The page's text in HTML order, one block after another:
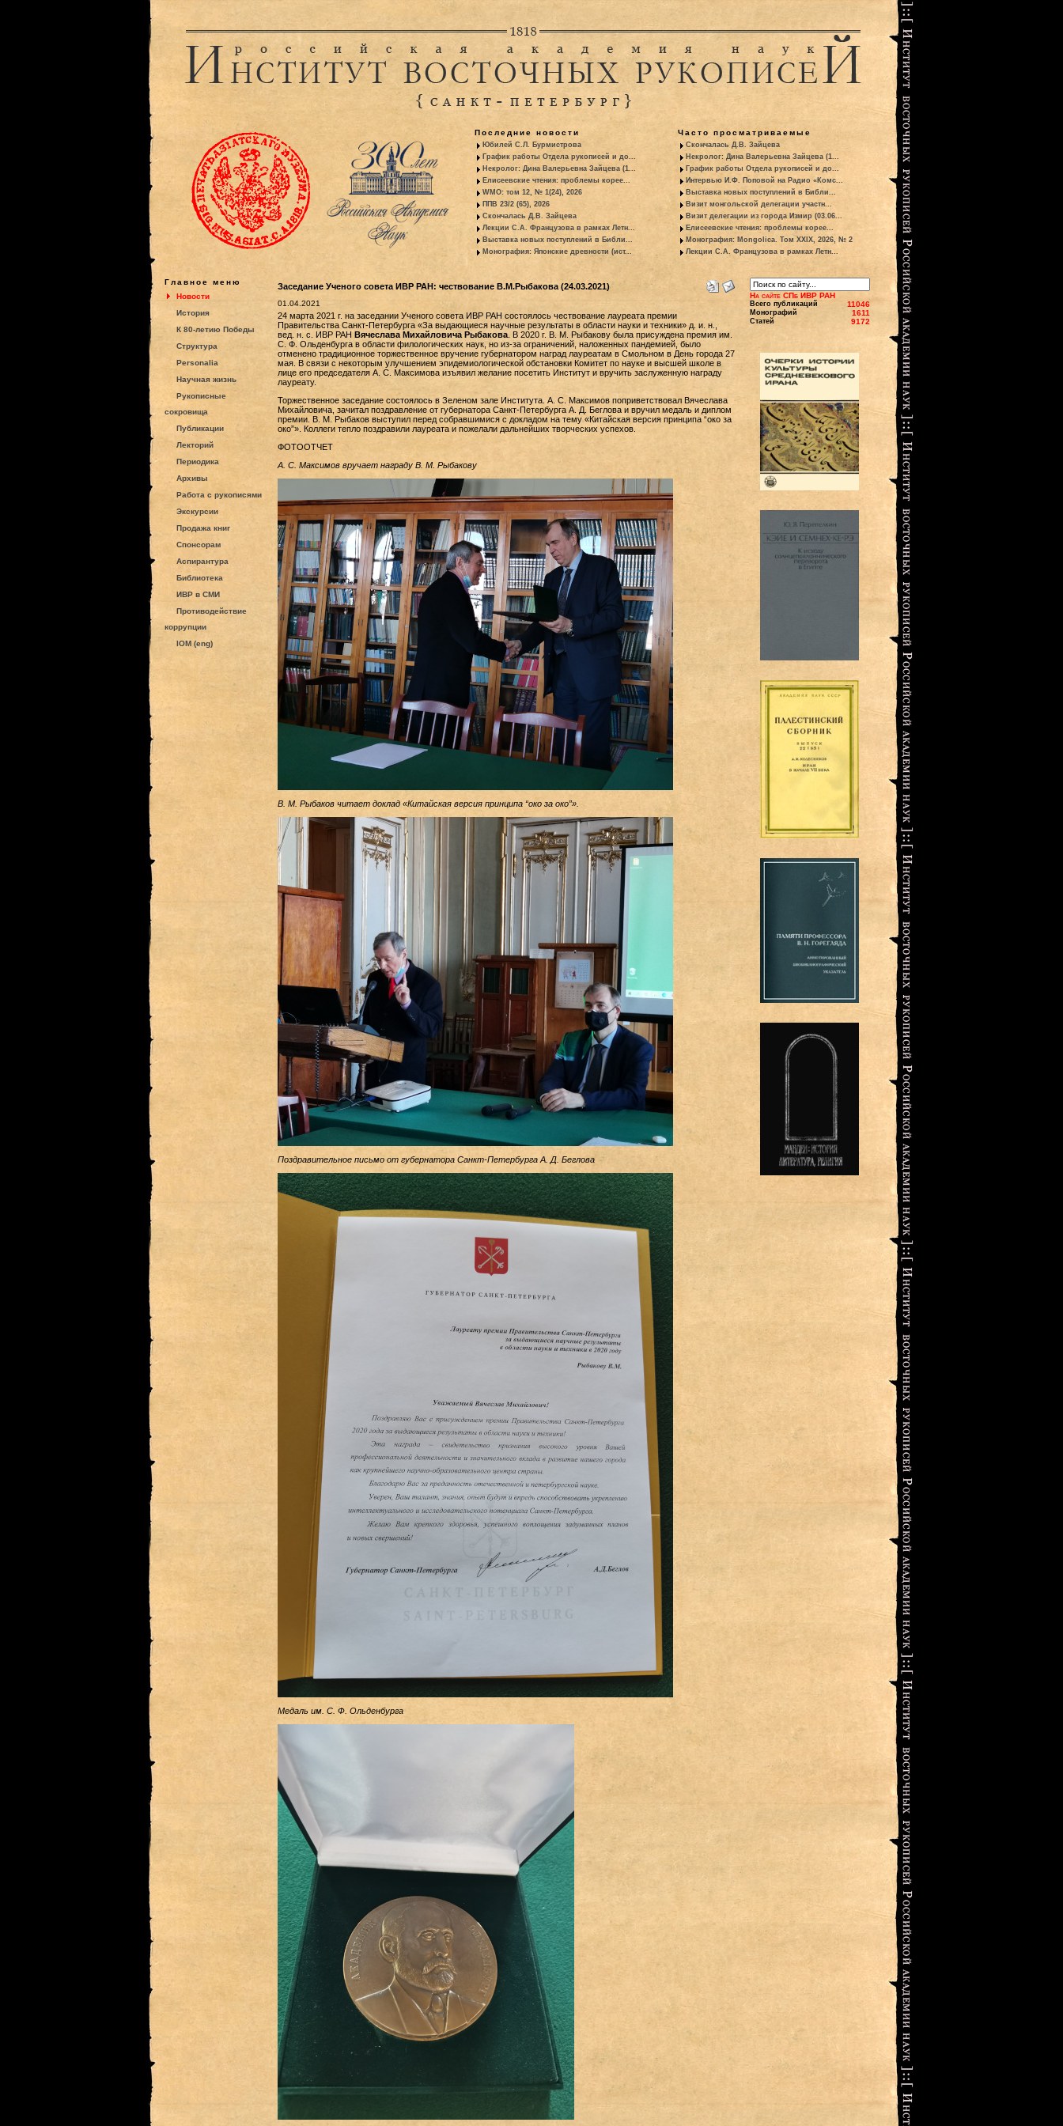
Последние новости
Юбилей С.Л. Бурмистрова
График работы Отдела рукописей и до...
Некролог: Дина Валерьевна Зайцева (1...
Елисеевские чтения: проблемы корее...
WMO: том 12, № 1(24), 2026
ППВ 23/2 (65), 2026
Скончалась Д.В. Зайцева
Лекции С.А. Французова в рамках Летн...
Выставка новых поступлений в Библи...
Монография: Японские древности (ист...
Часто просматриваемые
Скончалась Д.В. Зайцева
Некролог: Дина Валерьевна Зайцева (1...
График работы Отдела рукописей и до...
Интервью И.Ф. Поповой на Радио «Комс...
Выставка новых поступлений в Библи...
Визит монгольской делегации участн...
Визит делегации из города Измир (03.06...
Елисеевские чтения: проблемы корее...
Монография: Mongolica. Том XXIX, 2026, № 2
Лекции С.А. Французова в рамках Летн...
Главное меню
Новости
История
К 80-летию Победы
Структура
Personalia
Научная жизнь
Рукописные
сокровища
Публикации
Лекторий
Периодика
Архивы
Работа с рукописями
Экскурсии
Продажа книг
Спонсорам
Аспирантура
Библиотека
ИВР в СМИ
Противодействие
коррупции
IOM (eng)
Заседание Ученого совета ИВР РАН: чествование В.М.Рыбакова (24.03.2021)
01.04.2021
24 марта 2021 г. на заседании Ученого совета ИВР РАН состоялось чествование лауреата премии
Правительства Санкт-Петербурга «За выдающиеся научные результаты в области науки и техники» д. и. н.,
вед. н. с. ИВР РАН Вячеслава Михайловича Рыбакова. В 2020 г. В. М. Рыбакову была присуждена премия им.
С. Ф. Ольденбурга в области филологических наук, но из-за ограничений, наложенных пандемией, было
отменено традиционное торжественное вручение губернатором наград лауреатам в Смольном в День города 27
мая. В связи с некоторым улучшением эпидемиологической обстановки Комитет по науке и высшей школе в
лице его председателя А. С. Максимова изъявил желание посетить Институт и вручить заслуженную награду
лауреату.
Торжественное заседание состоялось в Зеленом зале Института. А. С. Максимов поприветствовал Вячеслава
Михайловича, зачитал поздравление от губернатора Санкт-Петербурга А. Д. Беглова и вручил медаль и диплом
премии. В. М. Рыбаков выступил перед собравшимися с докладом на тему «Китайская версия принципа “око за
око”». Коллеги тепло поздравили лауреата и пожелали дальнейших творческих успехов.
ФОТООТЧЕТ
А. С. Максимов вручает награду В. М. Рыбакову
В. М. Рыбаков читает доклад «Китайская версия принципа “око за око”».
Поздравительное письмо от губернатора Санкт-Петербурга А. Д. Беглова
Медаль им. С. Ф. Ольденбурга
На сайте СПб ИВР РАН
Всего публикаций 11046
Монографий 1611
Статей 9172